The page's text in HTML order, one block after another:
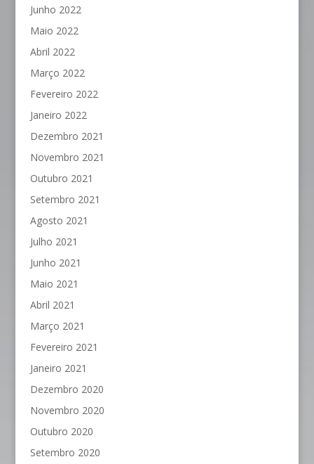
Junho 2022
Maio 2022
Abril 2022
Março 2022
Fevereiro 2022
Janeiro 2022
Dezembro 2021
Novembro 2021
Outubro 2021
Setembro 2021
Agosto 2021
Julho 2021
Junho 2021
Maio 2021
Abril 2021
Março 2021
Fevereiro 2021
Janeiro 2021
Dezembro 2020
Novembro 2020
Outubro 2020
Setembro 2020